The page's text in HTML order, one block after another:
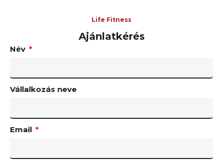
Life Fitness
Ajánlatkérés
Név
Vállalkozás neve
Email